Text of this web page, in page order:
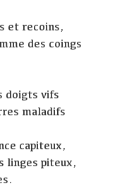
et recoins,
des coings
doigts vifs
maladifs
capiteux,
linges piteux,